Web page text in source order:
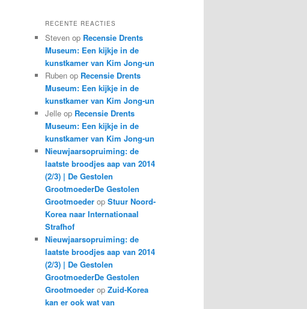
RECENTE REACTIES
Steven op Recensie Drents
Museum: Een kijkje in de
kunstkamer van Kim Jong-un
Ruben op Recensie Drents
Museum: Een kijkje in de
kunstkamer van Kim Jong-un
Jelle op Recensie Drents
Museum: Een kijkje in de
kunstkamer van Kim Jong-un
Nieuwjaarsopruiming: de
laatste broodjes aap van 2014
(2/3) | De Gestolen
GrootmoederDe Gestolen
Grootmoeder op Stuur Noord-
Korea naar Internationaal
Strafhof
Nieuwjaarsopruiming: de
laatste broodjes aap van 2014
(2/3) | De Gestolen
GrootmoederDe Gestolen
Grootmoeder op Zuid-Korea
kan er ook wat van